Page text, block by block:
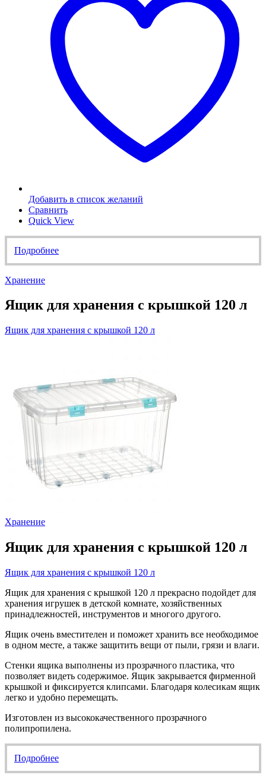
Добавить в список желаний
Сравнить
Quick View
Подробнее
Хранение
Ящик для хранения с крышкой 120 л
Ящик для хранения с крышкой 120 л
Хранение
Ящик для хранения с крышкой 120 л
Ящик для хранения с крышкой 120 л
Ящик для хранения с крышкой 120 л прекрасно подойдет для
хранения игрушек в детской комнате, хозяйственных
принадлежностей, инструментов и многого другого.
Ящик очень вместителен и поможет хранить все необходимое
в одном месте, а также защитить вещи от пыли, грязи и влаги.
Стенки ящика выполнены из прозрачного пластика, что
позволяет видеть содержимое. Ящик закрывается фирменной
крышкой и фиксируется клипсами. Благодаря колесикам ящик
легко и удобно перемещать.
Изготовлен из высококачественного прозрачного
полипропилена.
Подробнее